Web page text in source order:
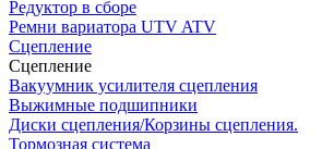
Редуктор в сборе
Ремни вариатора UTV ATV
Сцепление
Сцепление
Вакуумник усилителя сцепления
Выжимные подшипники
Диски сцепления/Корзины сцепления.
Тормозная система